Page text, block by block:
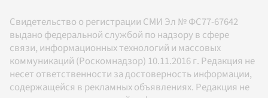
Свидетельство о регистрации СМИ Эл № ФС77-67642
выдано федеральной службой по надзору в сфере
связи, информационных технологий и массовых
коммуникаций (Роскомнадзор) 10.11.2016 г. Редакция не
несет ответственности за достоверность информации,
содержащейся в рекламных объявлениях. Редакция не